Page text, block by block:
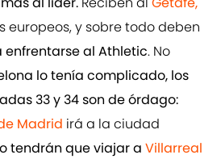
europeos, y sobre todo deben
enfrentarse al Athletic. No
lo tenía complicado, los
33 y 34 son de órdago:
Madrid irá a la ciudad
tendrán que viajar a Villarreal